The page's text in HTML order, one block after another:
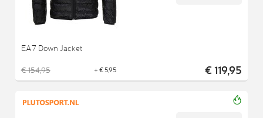
EA7 Down Jacket
€ 154,95 + € 5,95 € 119,95